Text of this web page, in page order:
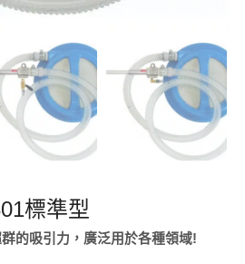
標準型
的吸引力，廣泛用於各種領域!